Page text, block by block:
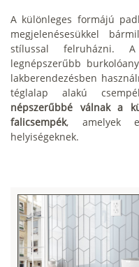
A különleges formájú
megjelenésesükkel
stílussal felruházni.
legnépszerűbb
lakberendezésben
téglalap alakú
népszerűbbé válnak a
falicsempék, amelyek
helyiségeknek.